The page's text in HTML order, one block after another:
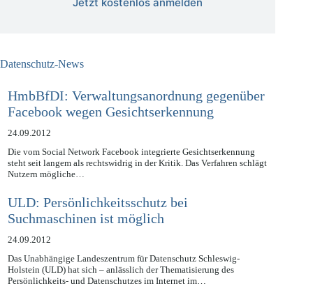
HmbBfDI: Verwaltungsanordnung gegenüber
Facebook wegen Gesichtserkennung
24.09.2012
Die vom Social Network Facebook integrierte Gesichtserkennung
steht seit langem als rechtswidrig in der Kritik. Das Verfahren schlägt
ULD: Persönlichkeitsschutz bei
Suchmaschinen ist möglich
24.09.2012
Das Unabhängige Landeszentrum für Datenschutz Schleswig-
Holstein (ULD) hat sich – anlässlich der Thematisierung des